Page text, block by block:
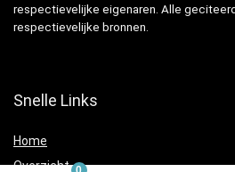
respectievelijke eigenaren. Alle
respectievelijke bronnen.
Snelle Links
Home
Overzicht